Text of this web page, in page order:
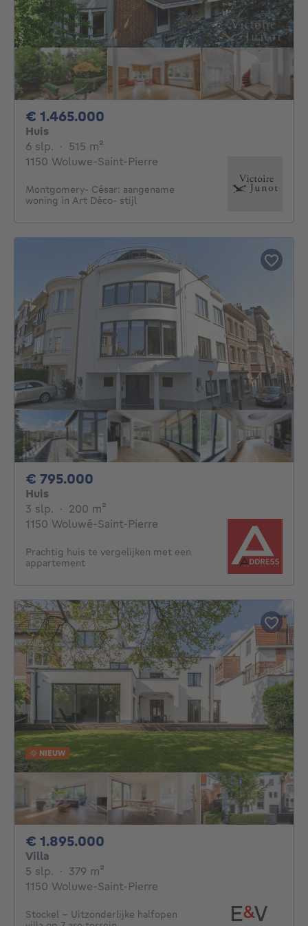
€ 1.465.000
Huis
6 slp. 6 slaapkamers
· 515 m²
1150 Woluwe-Saint-Pierre
Montgomery- César: aangename
woning in Art Déco- stijl
€ 795.000
Huis
3 slp. 3 slaapkamers
· 200 m²
1150 Woluwé-Saint-Pierre
Prachtig huis te vergelijken met een
appartement
NIEUW
€ 1.895.000
Villa
5 slp. 5 slaapkamers
· 379 m²
1150 Woluwe-Saint-Pierre
Stockel - Uitzonderlijke halfopen